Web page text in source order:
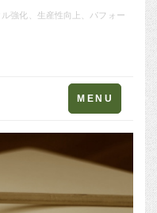
強化、生産性向上、パフォー
Toggle
navigation
MENU